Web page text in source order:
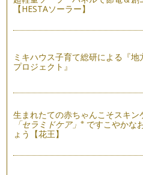
第１回目の記事で、お産の主役
一人で産むの？一緒に産むの？
耳を傾けよう～
誰もが、経験したことのない出
発想の転換をしよう。「どんな
「どんなお産にしようかな」
初めてのお産って不安ですよね
とないし、「鼻からスイカがでる
【HESTAソーラー】
ミキハウス子育て総研による『地
プロジェクト』
生まれたての赤ちゃんこそスキン
「セラミドケア」※ ですこやかな
ょう【花王】